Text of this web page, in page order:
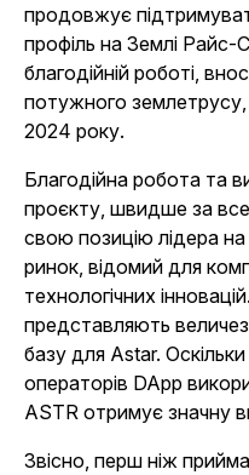
продовжує
профіль на Землі Райс-
благодійній роботі,
потужного
2024 року.
Благодійна робота та
проєкту, швидше за
свою позицію лідера
ринок, відомий для
технологічних
представляють
базу для Astar.
операторів DApp
ASTR отримує значну
Звісно, перш ніж